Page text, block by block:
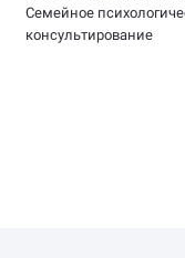
Семейное
консультирование